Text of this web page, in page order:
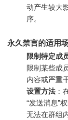
动产生较大
序。
永久禁言的适用
限制特定成
限制某些成
内容或严重
设置方法：
“发送消息”
无法在群组